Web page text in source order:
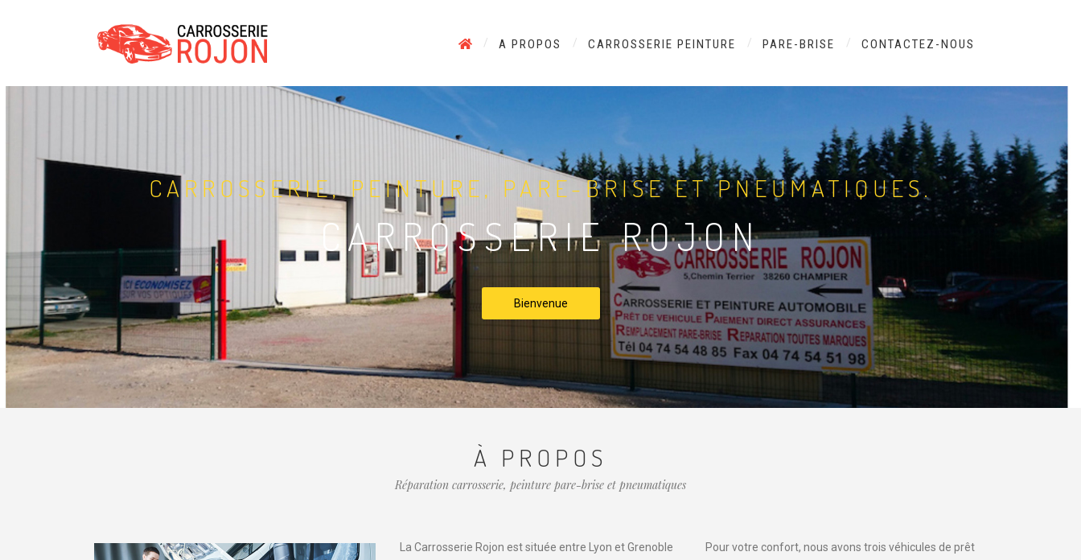
A PROPOS CARROSSERIE PEINTURE PARE-BRISE CONTACTEZ-NOUS
CARROSSERIE, PEINTURE, PARE-BRISE ET PNEUMATIQUES.
CARROSSERIE ROJON
Bienvenue
À PROPOS
Réparation carrosserie, peinture pare-brise et pneumatiques
La Carrosserie Rojon est située entre Lyon et Grenoble
Pour votre confort, nous avons trois véhicules de prêt